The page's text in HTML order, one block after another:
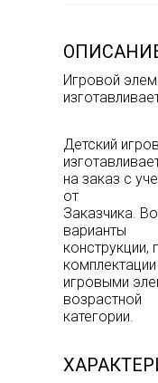
Игровой
Детский
на заказ с
от
Заказчика.
варианты
конструкции,
комплектации
игровыми
возрастной
категории.